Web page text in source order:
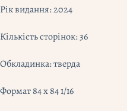
Рік видання: 2024
Кількість сторінок: 36
Обкладинка: тверда
Формат 84 х 84 1/16